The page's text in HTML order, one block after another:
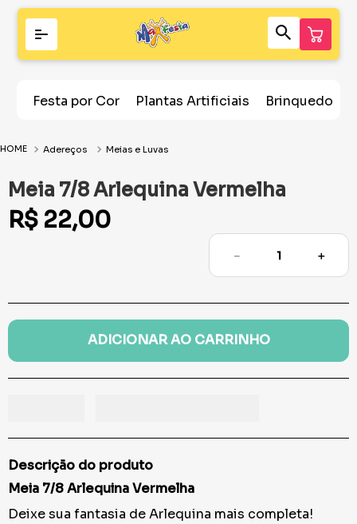
Festa por Cor Plantas Artificiais Brinquedos
Adereços Meias e Luvas
Meia 7/8 Arlequina Vermelha
R$ 22,00
＋
－
ADICIONAR AO CARRINHO
Descrição do produto
Meia 7/8 Arlequina Vermelha
Deixe sua fantasia de Arlequina mais completa!